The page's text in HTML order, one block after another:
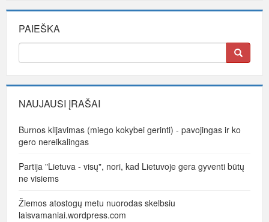
PAIEŠKA
NAUJAUSI ĮRAŠAI
Burnos klijavimas (miego kokybei gerinti) - pavojingas ir ko
gero nereikalingas
Partija "Lietuva - visų", nori, kad Lietuvoje gera gyventi būtų
ne visiems
Žiemos atostogų metu nuorodas skelbsiu
laisvamaniai.wordpress.com